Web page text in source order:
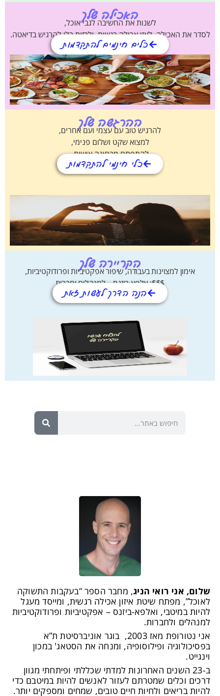
האכילה שלך
לשנות את החשיבה לגבי אוכל,
לאזן אכילה רגשית, ולרזות בלי להרגיש בדיאטה.
כלים חינמים להתקדמות
ההרגשה שלך
להרגיש טוב עם עצמי ועם אחרים,
למצוא שקט ושלום פנימי,
להתפתח מבחינה אישית.
כלי חינמי להתקדמות
הקריירה שלך
בעבודה, שיפור אפקטיביות ופרודוקטיביות,
$$$: אלפא ביזנס – למנהלים וחברות
הנה הדרך לעשות זאת
הניג, מחבר הספר “בעקבות התשוקה
שיטת איזון אכילה רגשית, ומייסד מעגל
ואלפא-ביזנס – אפקטיביות ופרודוקטיביות
אני נטורופת מאז 2003, בוגר אוניברסיטת ת”א
ופילוסופיה, ומנחה את הסטאג' במכון
האחרונות למדתי שכללתי ופיתחתי מגוון
שמטרתם לעזור לאנשים להיות במיטבם כדי
ולחיות חיים טובים, שמחים ומספקים יותר.